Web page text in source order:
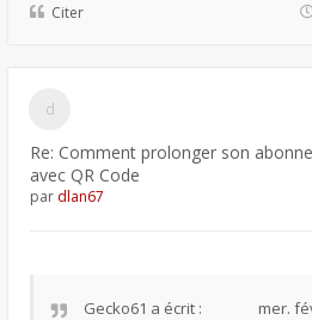
Citer
Re: Comment prolonger son
avec QR Code
par dlan67
Gecko61 a écrit : mer.